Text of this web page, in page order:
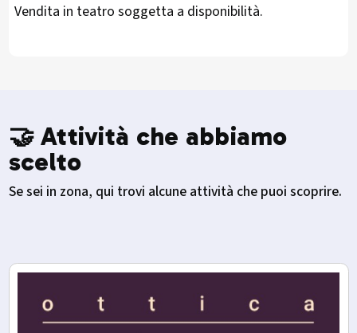
Vendita in teatro soggetta a disponibilità.
🤝 Attività che abbiamo
scelto
Se sei in zona, qui trovi alcune attività che puoi scoprire.